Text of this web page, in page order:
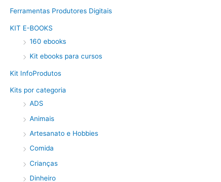
Ferramentas Produtores Digitais
KIT E-BOOKS
160 ebooks
Kit ebooks para cursos
Kit InfoProdutos
Kits por categoria
ADS
Animais
Artesanato e Hobbies
Comida
Crianças
Dinheiro